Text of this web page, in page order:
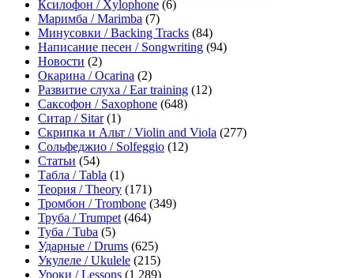
Ксилофон / Xylophone (6)
Маримба / Marimba (7)
Минусовки / Backing Tracks (84)
Написание песен / Songwriting (94)
Новости (2)
Окарина / Ocarina (2)
Развитие слуха / Ear training (12)
Саксофон / Saxophone (648)
Ситар / Sitar(1)
Скрипка и Альт / Violin and Viola (277)
Сольфеджио / Solfeggio (12)
Статьи (54)
Табла / Tabla (1)
Теория / Theory (171)
Тромбон / Trombone (349)
Труба / Trumpet (464)
Туба / Tuba (5)
Ударные / Drums (625)
Укулеле / Ukulele (215)
Уроки / Lessons (1 289)